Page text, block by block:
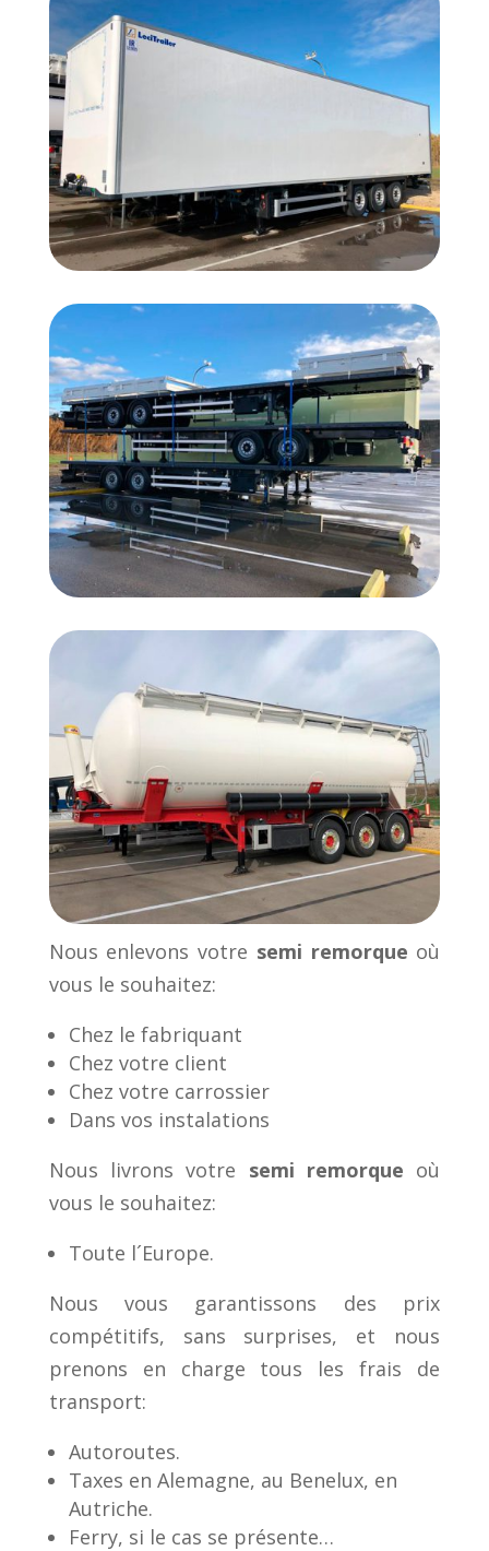
Nous enlevons votre semi remorque où
vous le souhaitez:
Chez le fabriquant
Chez votre client
Chez votre carrossier
Dans vos instalations
Nous livrons votre semi remorque où
vous le souhaitez:
Toute l´Europe.
Nous vous garantissons des prix
compétitifs, sans surprises, et nous
prenons en charge tous les frais de
transport:
Autoroutes.
Taxes en Alemagne, au Benelux, en
Autriche.
Ferry, si le cas se présente…